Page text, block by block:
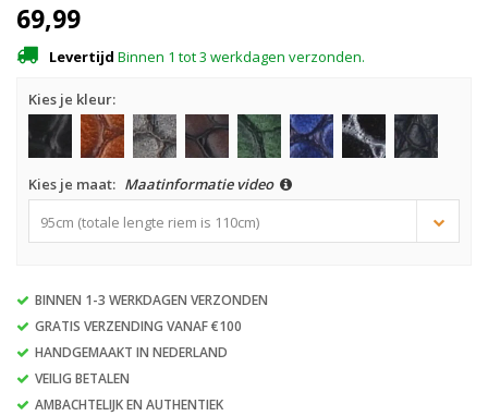
69,99
Levertijd Binnen 1 tot 3 werkdagen verzonden.
Kies je kleur:
Kies je maat: Maatinformatie video
95cm (totale lengte riem is 110cm)
BINNEN 1-3 WERKDAGEN VERZONDEN
GRATIS VERZENDING VANAF €100
HANDGEMAAKT IN NEDERLAND
VEILIG BETALEN
AMBACHTELIJK EN AUTHENTIEK